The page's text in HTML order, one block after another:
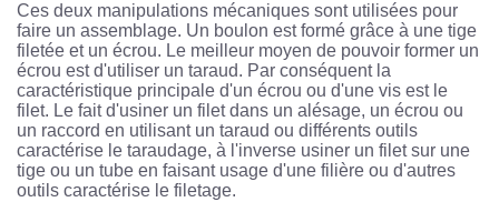
Ces deux manipulations mécaniques sont utilisées pour
faire un assemblage. Un boulon est formé grâce à une tige
filetée et un écrou. Le meilleur moyen de pouvoir former un
écrou est d'utiliser un taraud. Par conséquent la
caractéristique principale d'un écrou ou d'une vis est le
filet. Le fait d'usiner un filet dans un alésage, un écrou ou
un raccord en utilisant un taraud ou différents outils
caractérise le taraudage, à l'inverse usiner un filet sur une
tige ou un tube en faisant usage d'une filière ou d'autres
outils caractérise le filetage.